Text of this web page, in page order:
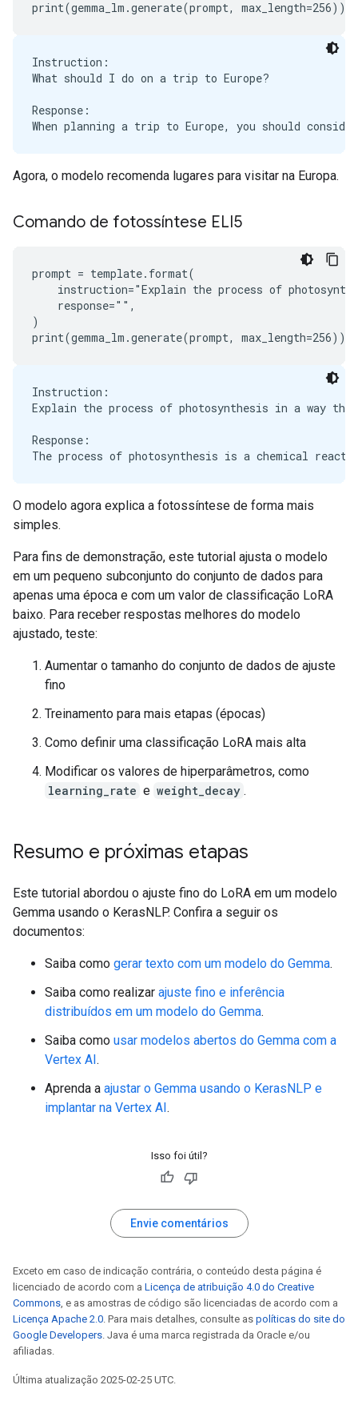
Instruction:
What should I do on a trip to Europe?
Response:
Agora, o modelo recomenda lugares para visitar na Europa.
Comando de fotossíntese ELI5
prompt = template.format(
instruction="Explain the process of
    response="",
)
Instruction:
Explain the process of photosynthesis in a way
Response:
O modelo agora explica a fotossíntese de forma mais
simples.
Para fins de demonstração, este tutorial ajusta o modelo
em um pequeno subconjunto do conjunto de dados para
apenas uma época e com um valor de classificação LoRA
baixo. Para receber respostas melhores do modelo
ajustado, teste:
Aumentar o tamanho do conjunto de dados de ajuste
fino
Treinamento para mais etapas (épocas)
Como definir uma classificação LoRA mais alta
Modificar os valores de hiperparâmetros, como
learning_rate e weight_decay .
Resumo e próximas etapas
Este tutorial abordou o ajuste fino do LoRA em um modelo
Gemma usando o KerasNLP. Confira a seguir os
documentos:
Saiba como gerar texto com um modelo do Gemma.
Saiba como realizar ajuste fino e inferência
distribuídos em um modelo do Gemma.
Saiba como usar modelos abertos do Gemma com a
Vertex AI.
Aprenda a ajustar o Gemma usando o KerasNLP e
implantar na Vertex AI.
Isso foi útil?
Envie comentários
Exceto em caso de indicação contrária, o conteúdo desta página é
licenciado de acordo com a Licença de atribuição 4.0 do Creative
Commons, e as amostras de código são licenciadas de acordo com a
Licença Apache 2.0. Para mais detalhes, consulte as políticas do site do
Google Developers. Java é uma marca registrada da Oracle e/ou
afiliadas.
Última atualização 2025-02-25 UTC.